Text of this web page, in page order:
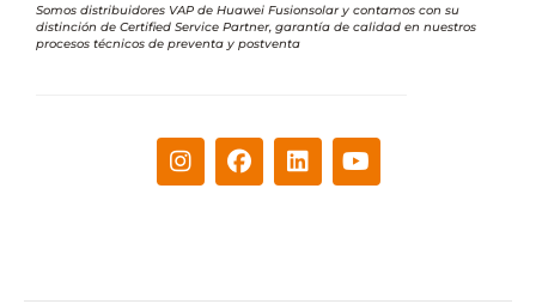
Somos distribuidores VAP de Huawei Fusionsolar y contamos con su
distinción de Certified Service Partner, garantía de calidad en nuestros
procesos técnicos de preventa y postventa